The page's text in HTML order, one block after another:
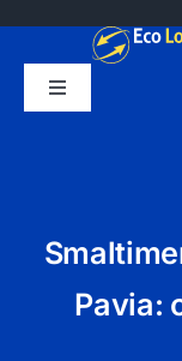
contenuto
Toggle
Pavia: